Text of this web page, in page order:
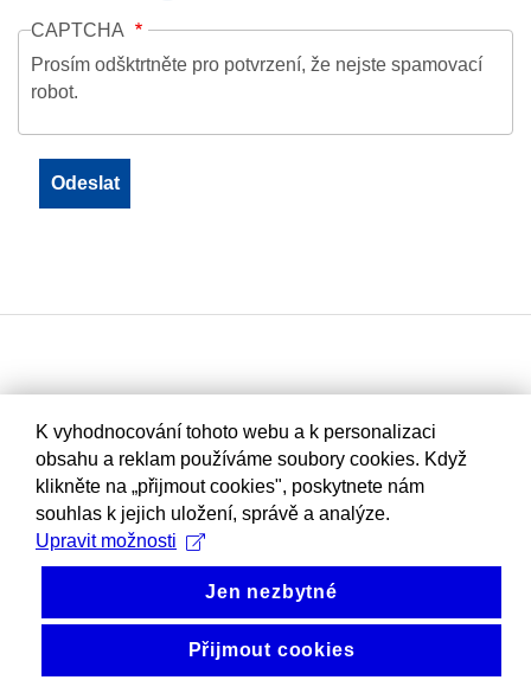
CAPTCHA
Prosím odšktrtněte pro potvrzení, že nejste spamovací
robot.
K vyhodnocování tohoto webu a k personalizaci
obsahu a reklam používáme soubory cookies. Když
klikněte na „přijmout cookies", poskytnete nám
souhlas k jejich uložení, správě a analýze.
Upravit možnosti
Jen nezbytné
Přijmout cookies